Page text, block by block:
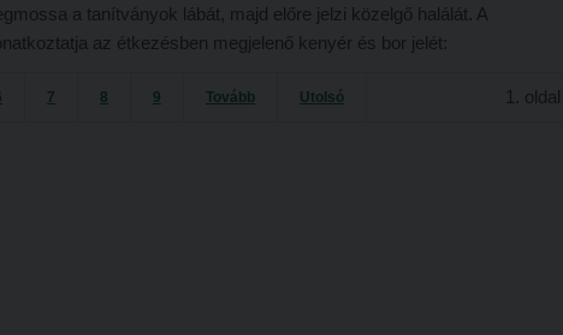
a tanítványok lábát, majd előre jelzi közelgő halálát. A
az étkezésben megjelenő kenyér és bor jelét:
1.
7 8 9 Tovább Utolsó